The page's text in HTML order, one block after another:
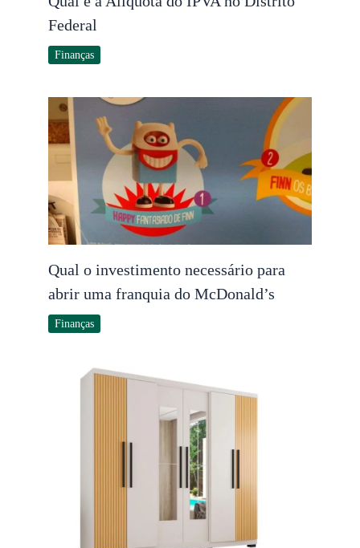
Federal
Finanças
Qual o investimento necessário para
abrir uma franquia do McDonald’s
Finanças